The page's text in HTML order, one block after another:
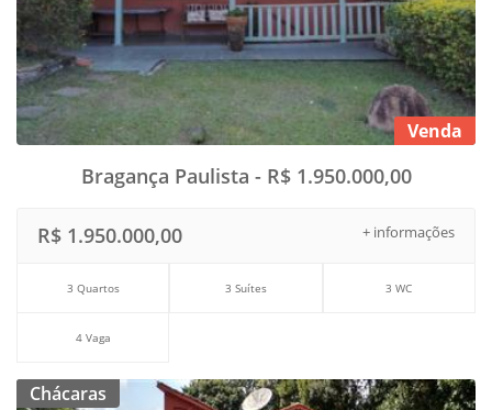
Venda
Bragança Paulista - R$ 1.950.000,00
+ informações
R$ 1.950.000,00
3 Quartos 3 Suítes 3 WC
4 Vaga
Chácaras